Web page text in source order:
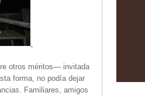
otros méritos— invitada
forma, no podía dejar
Familiares, amigos